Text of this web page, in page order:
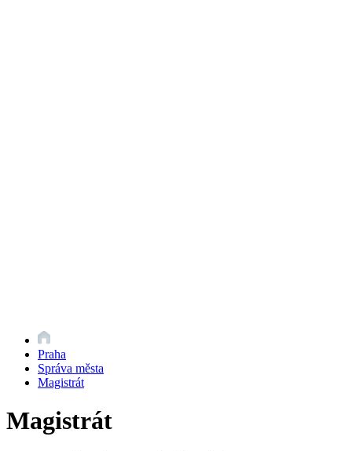
Praha
Správa města
Magistrát
Magistrát